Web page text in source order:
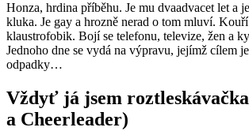
Honza, hrdina příběhu. Je mu dvaadvacet let a
kluka. Je gay a hrozně nerad o tom mluví.
klaustrofobik. Bojí se telefonu, televize, žen a
Jednoho dne se vydá na výpravu, jejímž cílem
odpadky…
Vždyť já jsem
a Cheerleader)